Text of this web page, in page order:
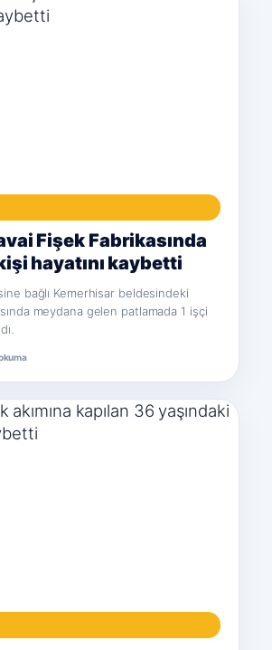
Fişek Fabrikasında
hayatını kaybetti
bağlı Kemerhisar beldesindeki
meydana gelen patlamada 1 işçi